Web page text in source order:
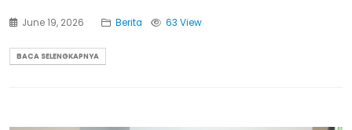
June 19, 2026 Berita 63 View
BACA SELENGKAPNYA